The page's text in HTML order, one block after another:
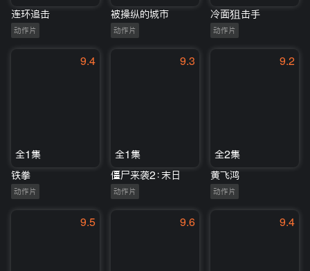
连环追击
动作片
被操纵的城市
动作片
冷面狙击手
动作片
9.4
全1集
铁拳
动作片
9.3
全1集
僵尸来袭2：末日
动作片
9.2
全2集
黄飞鸿
动作片
9.5 9.6 9.4